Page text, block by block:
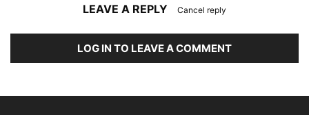
LEAVE A REPLY Cancel reply
LOG IN TO LEAVE A COMMENT